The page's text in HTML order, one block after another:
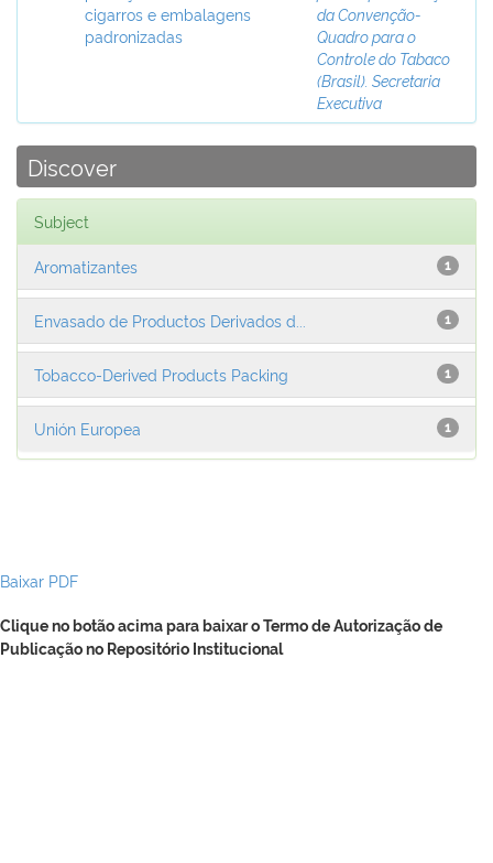
cigarros e embalagens
padronizadas
da Convenção-
Quadro para o
Controle do Tabaco
(Brasil). Secretaria
Executiva
Discover
Subject
1
Aromatizantes
1
Envasado de Productos Derivados d...
1
Tobacco-Derived Products Packing
1
Unión Europea
Baixar PDF
Clique no botão acima para baixar o Termo de Autorização de
Publicação no Repositório Institucional